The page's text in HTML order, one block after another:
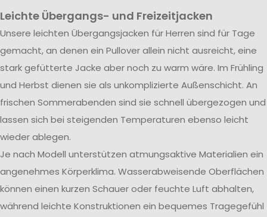
Leichte Übergangs- und Freizeitjacken
Unsere leichten Übergangsjacken für Herren sind für Tage
gemacht, an denen ein Pullover allein nicht ausreicht, eine
stark gefütterte Jacke aber noch zu warm wäre. Im Frühling
und Herbst dienen sie als unkomplizierte Außenschicht. An
frischen Sommerabenden sind sie schnell übergezogen und
lassen sich bei steigenden Temperaturen ebenso leicht
wieder ablegen.
Je nach Modell unterstützen atmungsaktive Materialien ein
angenehmes Körperklima. Wasserabweisende Oberflächen
können einen kurzen Schauer oder feuchte Luft abhalten,
während leichte Konstruktionen ein bequemes Tragegefühl